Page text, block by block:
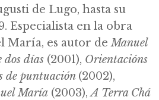
de Lugo, hasta su
Especialista en la obra
María, es autor deManuel
dos días (2001), Orientacións
de puntuación (2002),
María (2003),A Terra Chá